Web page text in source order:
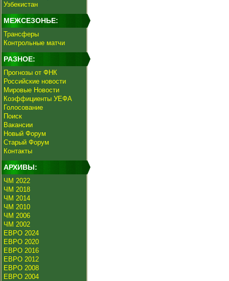
Узбекистан
МЕЖСЕЗОНЬЕ:
Трансферы
Контрольные матчи
РАЗНОЕ:
Прогнозы от ФНК
Российские новости
Мировые Новости
Коэффициенты УЕФА
Голосование
Поиск
Вакансии
Новый Форум
Старый Форум
Контакты
АРХИВЫ:
ЧМ 2022
ЧМ 2018
ЧМ 2014
ЧМ 2010
ЧМ 2006
ЧМ 2002
ЕВРО 2024
ЕВРО 2020
ЕВРО 2016
ЕВРО 2012
ЕВРО 2008
ЕВРО 2004